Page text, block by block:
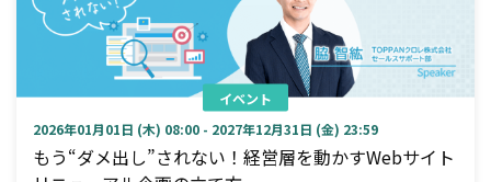
イベント
2026年01月01日 (木) 08:00 - 2027年12月31日 (金) 23:59
もう“ダメ出し”されない！経営層を動かすWebサイト